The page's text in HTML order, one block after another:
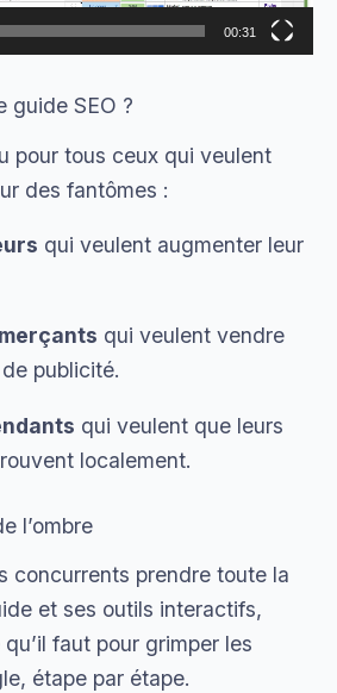
00:31
guide SEO ?
pour tous ceux qui veulent
des fantômes :
qui veulent augmenter leur
qui veulent vendre
publicité.
qui veulent que leurs
localement.
l’ombre
concurrents prendre toute la
et ses outils interactifs,
faut pour grimper les
étape par étape.